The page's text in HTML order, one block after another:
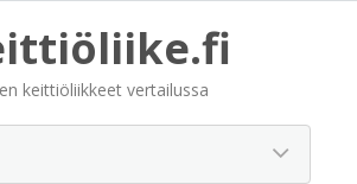
keittiöliikkeet vertailussa